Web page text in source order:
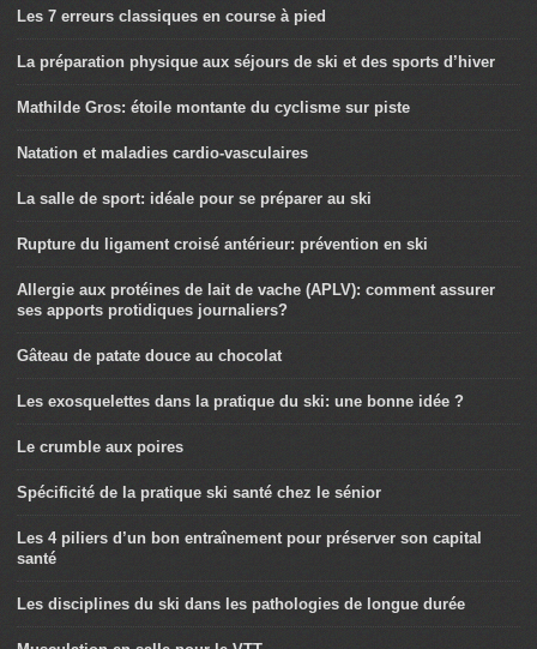
Les 7 erreurs classiques en course à pied
La préparation physique aux séjours de ski et des sports d’hiver
Mathilde Gros: étoile montante du cyclisme sur piste
Natation et maladies cardio-vasculaires
La salle de sport: idéale pour se préparer au ski
Rupture du ligament croisé antérieur: prévention en ski
Allergie aux protéines de lait de vache (APLV): comment assurer
ses apports protidiques journaliers?
Gâteau de patate douce au chocolat
Les exosquelettes dans la pratique du ski: une bonne idée ?
Le crumble aux poires
Spécificité de la pratique ski santé chez le sénior
Les 4 piliers d’un bon entraînement pour préserver son capital
santé
Les disciplines du ski dans les pathologies de longue durée